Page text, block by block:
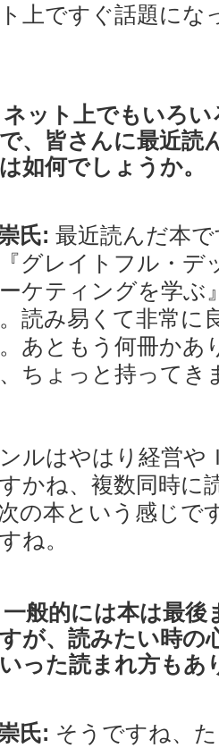
上ですぐ話題にな
ット上でもいろい
、皆さんに最近読
如何でしょうか。
氏: 最近読んだ本
グレイトフル・デ
ケティングを学ぶ
読み易くて非常に
あともう何冊かあ
ちょっと持ってき
ルはやはり経営や
かね、複数同時に
の本という感じで
ね。
般的には本は最後
が、読みたい時の
った読まれ方もあ
氏: そうですね、